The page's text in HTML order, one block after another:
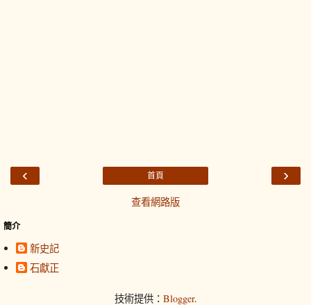
‹ ›
首頁
查看網路版
簡介
新史記
石獻正
技術提供： Blogger.